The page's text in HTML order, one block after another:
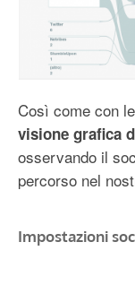
Così come con
visione grafica
osservando il
percorso nel
Impostazioni